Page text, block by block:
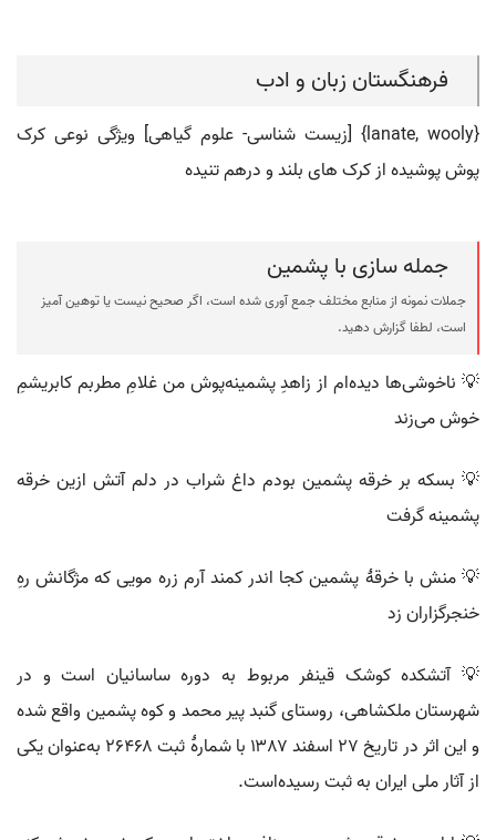
فرهنگستان زبان و ادب
{lanate, wooly} [زیست شناسی- علوم گیاهی] ویژگی نوعی کرک
پوش پوشیده از کرک های بلند و درهم تنیده
جمله سازی با پشمین
جملات نمونه از منابع مختلف جمع آوری شده است، اگر صحیح نیست یا توهین آمیز
است، لطفا گزارش دهید.
💡 ناخوشی‌ها دیده‌ام از زاهدِ پشمینه‌پوش من غلامِ مطربم کابریشمِ
خوش می‌زند
💡 بسکه بر خرقه پشمین بودم داغ شراب در دلم آتش ازین خرقه
پشمینه گرفت
💡 منش با خرقهٔ پشمین کجا اندر کمند آرم زره مویی که مژگانش رهِ
خنجرگزاران زد
💡 آتشکده کوشک قینفر مربوط به دوره ساسانیان است و در
شهرستان ملکشاهی، روستای گنبد پیر محمد و کوه پشمین واقع شده
و این اثر در تاریخ ۲۷ اسفند ۱۳۸۷ با شمارهٔ ثبت ۲۶۴۶۸ به‌عنوان یکی
از آثار ملی ایران به ثبت رسیده‌است.